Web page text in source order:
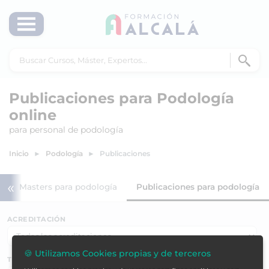
Publicaciones para Podología
online
para personal de podología
Inicio Podología Publicaciones
« Masters para podología Publicaciones para podología
ACREDITACIÓN
TEMÁTICAS
🍪 Utilizamos Cookies propias y de terceros